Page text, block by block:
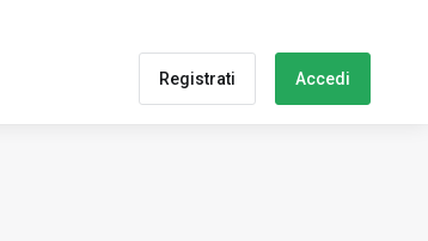
Registrati Accedi